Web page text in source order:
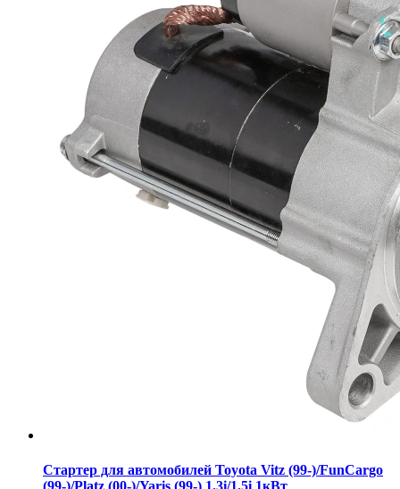
Стартер для автомобилей Toyota Vitz (99-)/FunCargo
(99-)/Platz (00-)/Yaris (99-) 1.3i/1.5i 1кВт